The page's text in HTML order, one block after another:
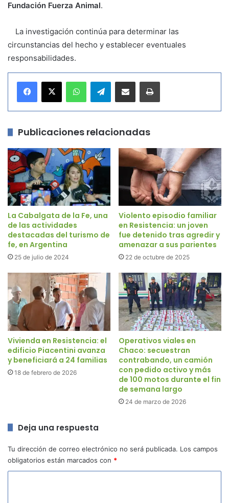
Fundación Fuerza Animal.
La investigación continúa para determinar las
circunstancias del hecho y establecer eventuales
responsabilidades.
Telegram
Publicaciones relacionadas
La Cabalgata de la Fe, una
de las actividades
destacadas del turismo de
fe, en Argentina
25 de julio de 2024
Violento episodio familiar
en Resistencia: un joven
fue detenido tras agredir y
amenazar a sus parientes
22 de octubre de 2025
Vivienda en Resistencia: el
edificio Piacentini avanza
y beneficiará a 24 familias
18 de febrero de 2026
Operativos viales en
Chaco: secuestran
contrabando, un camión
con pedido activo y más
de 100 motos durante el fin
de semana largo
24 de marzo de 2026
Deja una respuesta
Tu dirección de correo electrónico no será publicada. Los campos
obligatorios están marcados con *